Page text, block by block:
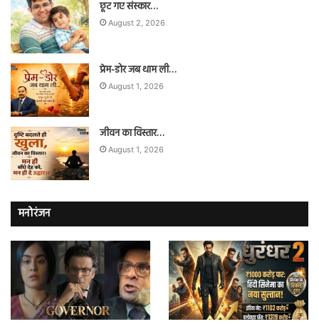
छूट गए संस्कार…
August 2, 2026
प्रेम-डोर जब थाम ली…
August 1, 2026
जीवन का विस्तार…
August 1, 2026
मनोरंजन